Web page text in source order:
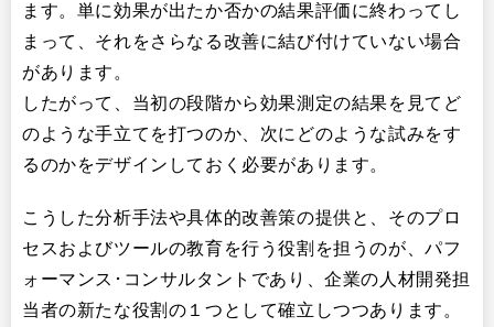
ます。単に効果が出たか否かの結果評価に終わってし
まって、それをさらなる改善に結び付けていない場合
があります。
したがって、当初の段階から効果測定の結果を見てど
のような手立てを打つのか、次にどのような試みをす
るのかをデザインしておく必要があります。
こうした分析手法や具体的改善策の提供と、そのプロ
セスおよびツールの教育を行う役割を担うのが、パフ
ォーマンス･コンサルタントであり、企業の人材開発担
当者の新たな役割の１つとして確立しつつあります。